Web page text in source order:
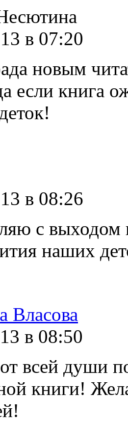
в 07:20
новым
если книга
в 08:26
с выходом
наших
Власова
в 08:50
всей души
книги!